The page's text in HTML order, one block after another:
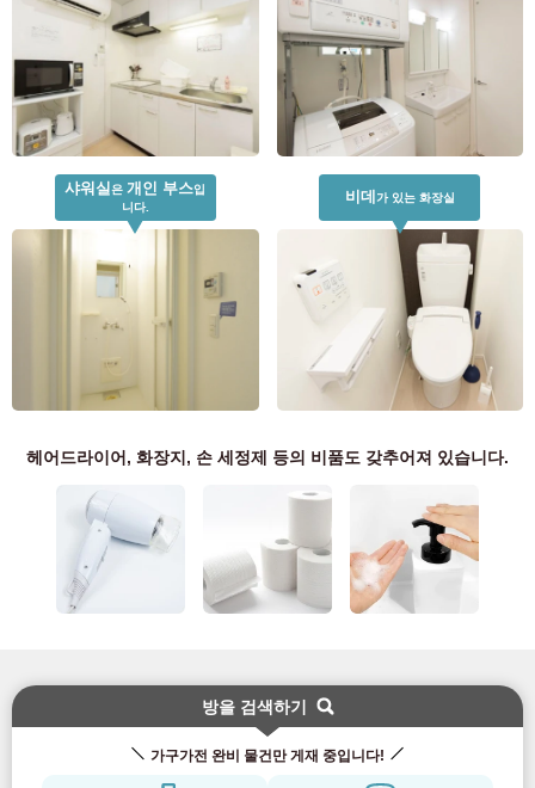
샤워실은개인 부스입
니다.
비데 가 있는 화장실
헤어드라이어, 화장지, 손 세정제 등의 비품도 갖추어져 있습니다.
방을 검색하기
가구가전 완비 물건만 게재 중입니다!
예정 입주자 및 입주자 전용
03-6712-4344